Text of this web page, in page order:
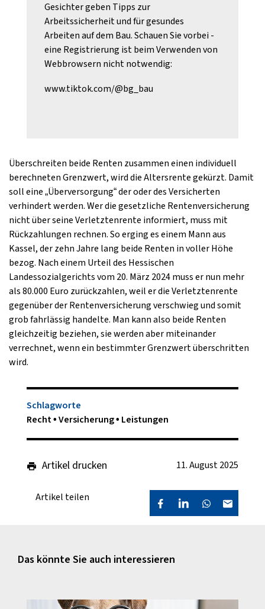
Gesichter geben Tipps zur
Arbeitssicherheit und für gesundes
Arbeiten auf dem Bau. Schauen Sie vorbei -
eine Registrierung ist beim Verwenden von
Webbrowsern nicht notwendig:
www.tiktok.com/@bg_bau
Überschreiten beide Renten zusammen einen individuell
berechneten Grenzwert, wird die Altersrente gekürzt. Damit
soll eine „Überversorgung“ der oder des Versicherten
verhindert werden. Wer die gesetzliche Rentenversicherung
nicht über seine Verletztenrente informiert, muss mit
Rückzahlungen rechnen. So erging es einem Mann aus
Kassel, der zehn Jahre lang beide Renten in voller Höhe
bezog. Nach einem Urteil des Hessischen
Landessozialgerichts vom 20. März 2024 muss er nun mehr
als 80.000 Euro zurückzahlen, weil er die Verletztenrente
gegenüber der Rentenversicherung verschwieg und somit
grob fahrlässig handelte. Man kann also beide Renten
gleichzeitig beziehen, sie werden aber miteinander
verrechnet, wenn ein bestimmter Grenzwert überschritten
wird.
Schlagworte
Recht Versicherung Leistungen
Artikel drucken 11. August 2025
Artikel teilen
Das könnte Sie auch interessieren